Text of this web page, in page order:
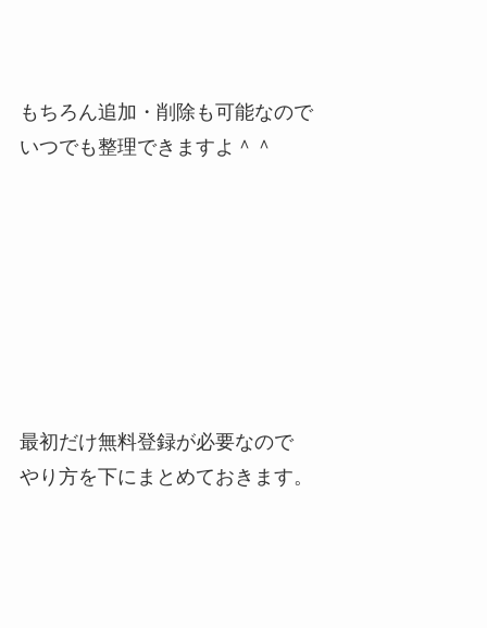
もちろん追加・削除も可能なので
いつでも整理できますよ＾＾
最初だけ無料登録が必要なので
やり方を下にまとめておきます。